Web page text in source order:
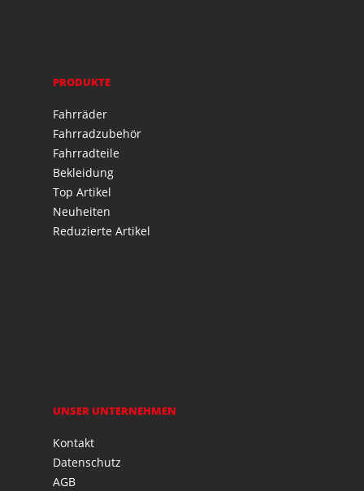
PRODUKTE
Fahrräder
Fahrradzubehör
Fahrradteile
Bekleidung
Top Artikel
Neuheiten
Reduzierte Artikel
UNSER UNTERNEHMEN
Kontakt
Datenschutz
AGB